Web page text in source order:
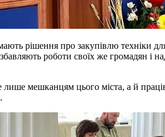
рішення про закупівлю техніки
роботи своїх же громадян і
мешканцям цього міста, а й